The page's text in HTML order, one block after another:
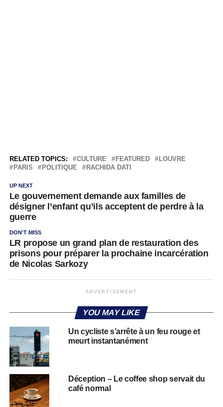
RELATED TOPICS: CULTURE FEATURED
LOUVRE
PARIS
POLITIQUE RACHIDA DATI
UP NEXT
Le gouvernement demande aux familles de
désigner l’enfant qu’ils acceptent de perdre à la
guerre
DON'T MISS
LR propose un grand plan de restauration des
prisons pour préparer la prochaine incarcération
de Nicolas Sarkozy
ADVERTISEMENT
YOU MAY LIKE
Un cycliste s’arrête à un feu rouge et
meurt instantanément
Déception – Le coffee shop servait du
café normal